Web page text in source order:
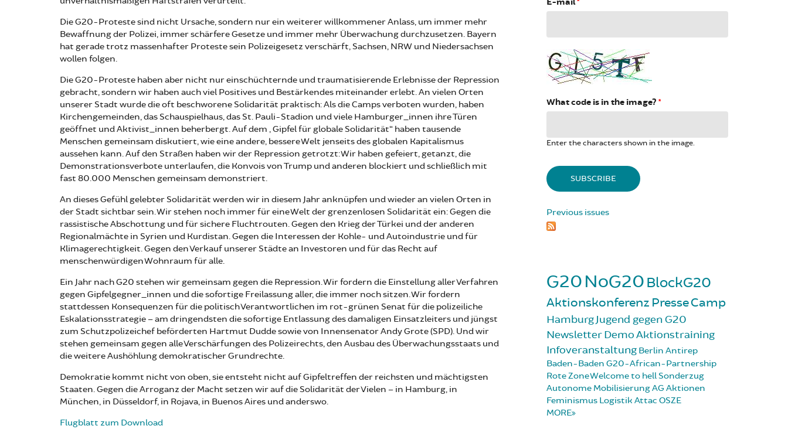
Die G20-Proteste sind nicht Ursache, sondern nur ein weiterer willkommener Anlass, um immer mehr
Bewaffnung der Polizei, immer schärfere Gesetze und immer mehr Überwachung durchzusetzen. Bayern
hat gerade trotz massenhafter Proteste sein Polizeigesetz verschärft, Sachsen, NRW und Niedersachsen
wollen folgen.
Die G20-Proteste haben aber nicht nur einschüchternde und traumatisierende Erlebnisse der Repression
gebracht, sondern wir haben auch viel Positives und Bestärkendes miteinander erlebt. An vielen Orten
unserer Stadt wurde die oft beschworene Solidarität praktisch: Als die Camps verboten wurden, haben
Kirchengemeinden, das Schauspielhaus, das St. Pauli-Stadion und viele Hamburger_innen ihre Türen
geöffnet und Aktivist_innen beherbergt. Auf dem „Gipfel für globale Solidarität“ haben tausende
Menschen gemeinsam diskutiert, wie eine andere, bessere Welt jenseits des globalen Kapitalismus
aussehen kann. Auf den Straßen haben wir der Repression getrotzt: Wir haben gefeiert, getanzt, die
Demonstrationsverbote unterlaufen, die Konvois von Trump und anderen blockiert und schließlich mit
fast 80.000 Menschen gemeinsam demonstriert.
An dieses Gefühl gelebter Solidarität werden wir in diesem Jahr anknüpfen und wieder an vielen Orten in
der Stadt sichtbar sein. Wir stehen noch immer für eine Welt der grenzenlosen Solidarität ein: Gegen die
rassistische Abschottung und für sichere Fluchtrouten. Gegen den Krieg der Türkei und der anderen
Regionalmächte in Syrien und Kurdistan. Gegen die Interessen der Kohle- und Autoindustrie und für
Klimagerechtigkeit. Gegen den Verkauf unserer Städte an Investoren und für das Recht auf
menschenwürdigen Wohnraum für alle.
Ein Jahr nach G20 stehen wir gemeinsam gegen die Repression. Wir fordern die Einstellung aller Verfahren
gegen Gipfelgegner_innen und die sofortige Freilassung aller, die immer noch sitzen. Wir fordern
stattdessen Konsequenzen für die politisch Verantwortlichen im rot-grünen Senat für die polizeiliche
Eskalationsstrategie – am dringendsten die sofortige Entlassung des damaligen Einsatzleiters und jüngst
zum Schutzpolizeichef beförderten Hartmut Dudde sowie von Innensenator Andy Grote (SPD). Und wir
stehen gemeinsam gegen alle Verschärfungen des Polizeirechts, den Ausbau des Überwachungsstaats und
die weitere Aushöhlung demokratischer Grundrechte.
Demokratie kommt nicht von oben, sie entsteht nicht auf Gipfeltreffen der reichsten und mächtigsten
Staaten. Gegen die Arroganz der Macht setzen wir auf die Solidarität der Vielen – in Hamburg, in
München, in Düsseldorf, in Rojava, in Buenos Aires und anderswo.
Flugblatt zum Download
What code is in the image? *
Enter the characters shown in the image.
Previous issues
G20NoG20 BlockG20
Aktionskonferenz PresseCamp
HamburgJugend gegen G20
NewsletterDemoAktionstraining
Infoveranstaltung Berlin Antirep
Baden-Baden G20-African-Partnership
Rote ZoneWelcome to hellSonderzug
Autonome MobilisierungAG Aktionen
Feminismus Logistik Attac OSZE
MORE